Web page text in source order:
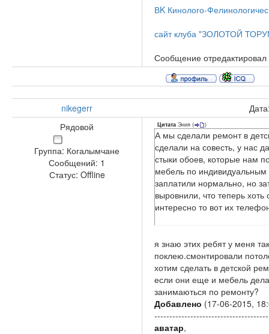
ВK Кинолого-
сайт клуба "ЗОЛОТОЙ
Сообщение отредактировал
nikegerr
Рядовой
Группа: Когалымчане
Сообщений: 1
Статус: Offline
Цитата Эния ( )
А мы сделали ремонт в
сделали на совесть, у нас
стыки обоев, которые нам
мебель по
заплатили нормально, но
выровнили, что теперь
интересно то вот их
я знаю этих ребят у меня
поклею.смонтировали
хотим сделать в детской
если они еще и мебель
занимаються по ремонту?
Добавлено (17-06-2015,
аватар,